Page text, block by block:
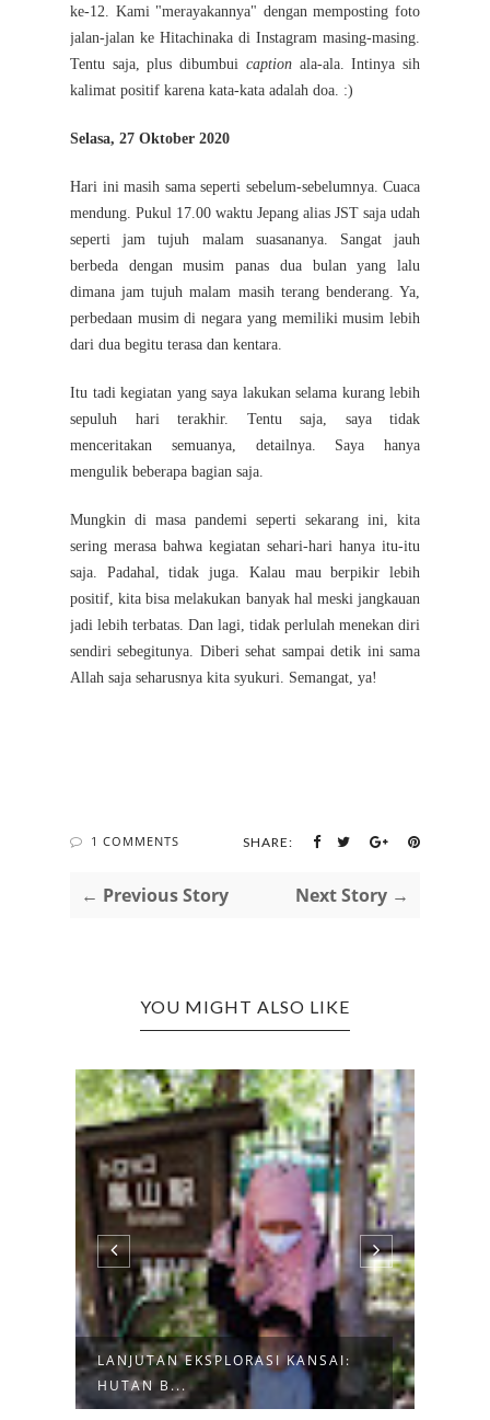
ke-12. Kami "merayakannya" dengan memposting foto
jalan-jalan ke Hitachinaka di Instagram masing-masing.
Tentu saja, plus dibumbui captionala-ala. Intinya sih
kalimat positif karena kata-kata adalah doa. :)
Selasa, 27 Oktober 2020
Hari ini masih sama seperti sebelum-sebelumnya. Cuaca
mendung. Pukul 17.00 waktu Jepang alias JST saja udah
seperti jam tujuh malam suasananya. Sangat jauh
berbeda dengan musim panas dua bulan yang lalu
dimana jam tujuh malam masih terang benderang. Ya,
perbedaan musim di negara yang memiliki musim lebih
dari dua begitu terasa dan kentara.
Itu tadi kegiatan yang saya lakukan selama kurang lebih
sepuluh hari terakhir. Tentu saja, saya tidak
menceritakan semuanya, detailnya. Saya hanya
mengulik beberapa bagian saja.
Mungkin di masa pandemi seperti sekarang ini, kita
sering merasa bahwa kegiatan sehari-hari hanya itu-itu
saja. Padahal, tidak juga. Kalau mau berpikir lebih
positif, kita bisa melakukan banyak hal meski jangkauan
jadi lebih terbatas. Dan lagi, tidak perlulah menekan diri
sendiri sebegitunya. Diberi sehat sampai detik ini sama
Allah saja seharusnya kita syukuri. Semangat, ya!
1 COMMENTS SHARE:
← Previous Story Next Story →
YOU MIGHT ALSO LIKE
LANJUTAN EKSPLORASI KANSAI:
HUTAN B...